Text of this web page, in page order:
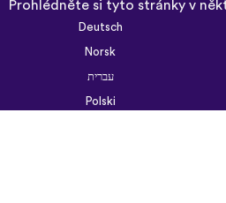
Prohlédněte si tyto stránky v
Deutsch
Norsk
עברית
Polski